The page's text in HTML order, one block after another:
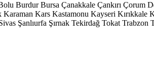
Burdur Bursa Çanakkale Çankırı Çorum
Karaman Kars Kastamonu Kayseri Kırıkkale
Şanlıurfa Şırnak Tekirdağ Tokat Trabzon